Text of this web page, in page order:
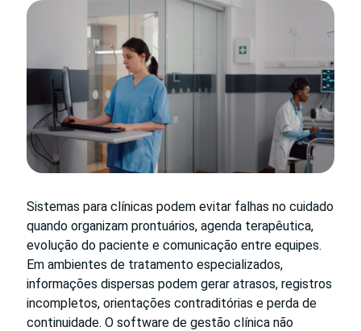
Sistemas para clínicas podem evitar falhas no cuidado
quando organizam prontuários, agenda terapêutica,
evolução do paciente e comunicação entre equipes.
Em ambientes de tratamento especializados,
informações dispersas podem gerar atrasos, registros
incompletos, orientações contraditórias e perda de
continuidade. O software de gestão clínica não